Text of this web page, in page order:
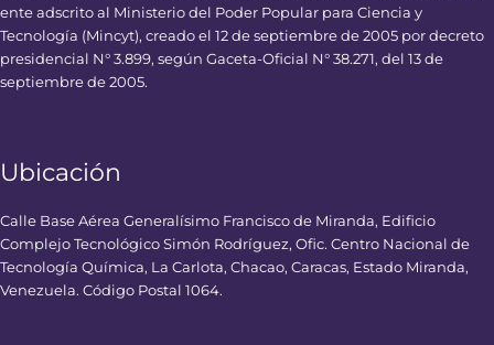
ente adscrito al Ministerio del Poder Popular para Ciencia y
Tecnología (Mincyt), creado el 12 de septiembre de 2005 por decreto
presidencial N° 3.899, según Gaceta-Oficial N° 38.271, del 13 de
septiembre de 2005.
Ubicación
Calle Base Aérea Generalísimo Francisco de Miranda, Edificio
Complejo Tecnológico Simón Rodríguez, Ofic. Centro Nacional de
Tecnología Química, La Carlota, Chacao, Caracas, Estado Miranda,
Venezuela. Código Postal 1064.